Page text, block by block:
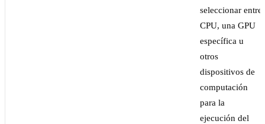
seleccionar entre
CPU, una GPU
específica u
otros
dispositivos de
computación
para la
ejecución del